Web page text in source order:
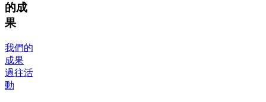
的成
果
我們的
成果
過往活
動